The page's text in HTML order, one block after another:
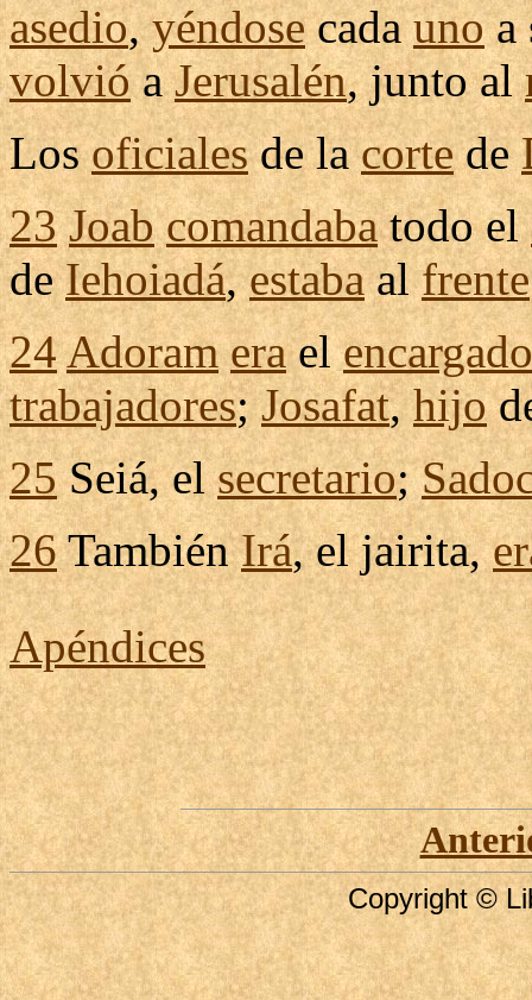
asedio,yéndosecadaunoa
volvióaJerusalén, junto al
Losoficialesde lacortede
23 Joab comandabatodo el
deIehoiadá,estabaalfrente
24Adoram eraelencargado
trabajadores;Josafat,hijo
25 Seiá, elsecretario;
26TambiénIrá, eljairita,
Apéndices
Copyright ©